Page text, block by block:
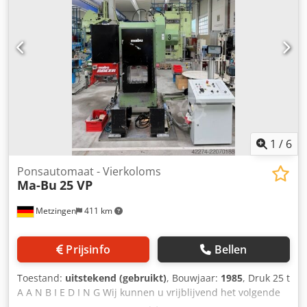
Optioneel: geluidsisolerende veiligheidscabine / -
1 / 6
Metzingen 411 km
Ponsautomaat - Vierkoloms
Ma-Bu 25 VP
Prijsinfo Bellen
Toestand: uitstekend (gebruikt), Bouwjaar: 1985, Druk 25 t
A A N B I E D I N G Wij kunnen u vrijblijvend het volgende